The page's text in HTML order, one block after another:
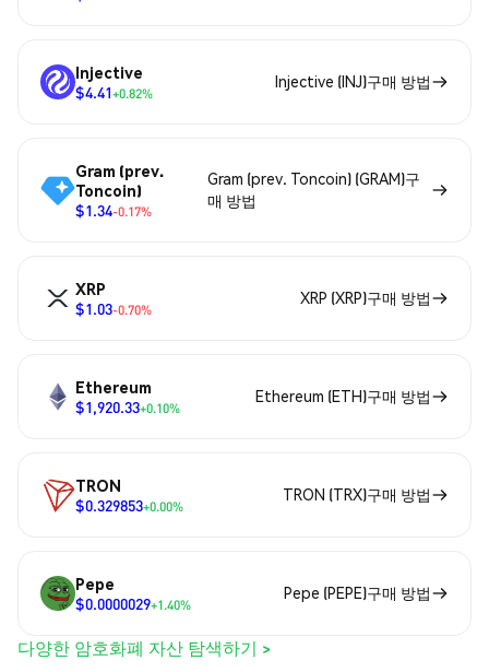
Injective
$4.41+0.82%
Injective (INJ)구매 방법
Gram (prev.
Toncoin)
$1.34-0.17%
Gram (prev. Toncoin) (GRAM)구
매 방법
XRP
$1.03-0.70%
XRP (XRP)구매 방법
Ethereum
$1,920.33+0.10%
Ethereum (ETH)구매 방법
TRON
$0.329853+0.00%
TRON (TRX)구매 방법
Pepe
$0.0000029+1.40%
Pepe (PEPE)구매 방법
다양한 암호화폐 자산 탐색하기 >